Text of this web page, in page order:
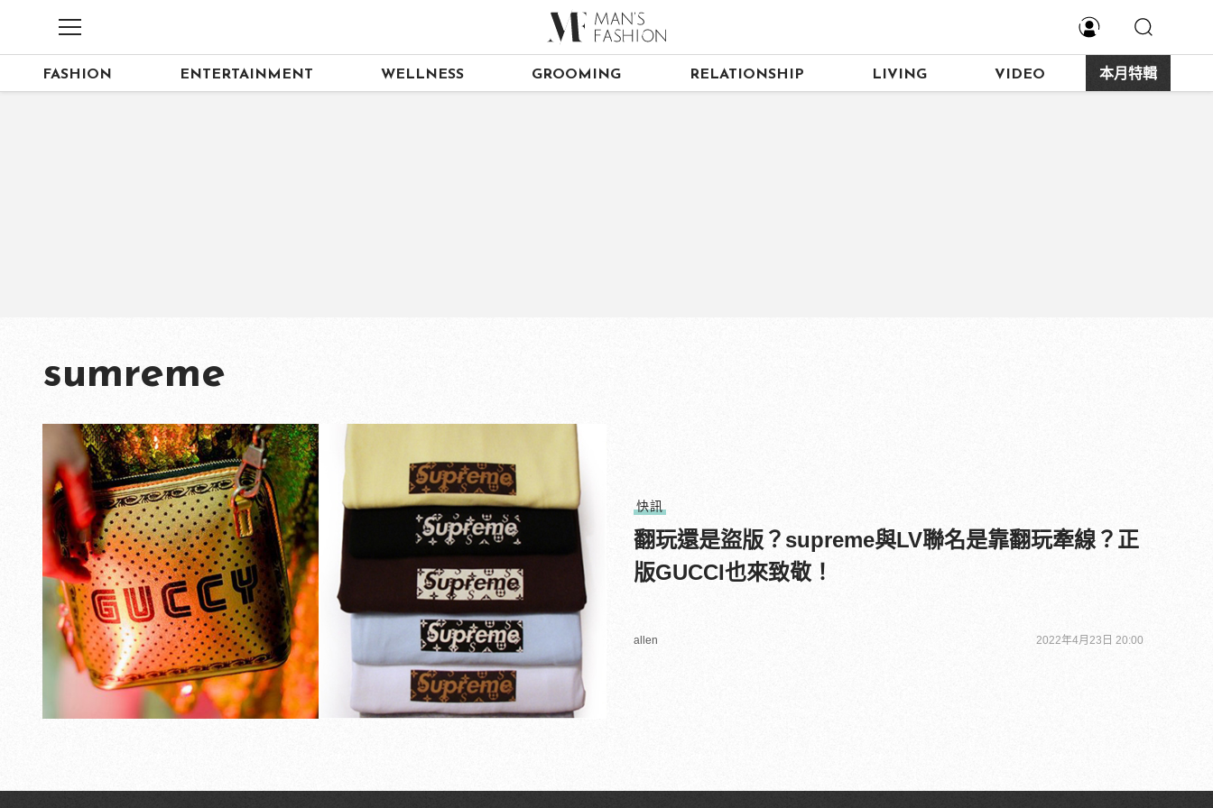
FASHION ENTERTAINMENT WELLNESS GROOMING RELATIONSHIP LIVING VIDEO 本月特輯
sumreme
快訊
翻玩還是盜版？supreme與LV聯名是靠翻玩牽線？正
版GUCCI也來致敬！
allen 2022年4月23日 20:00